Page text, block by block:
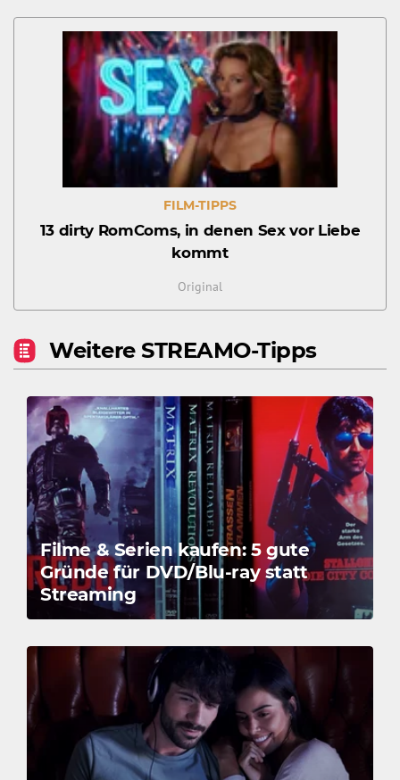
FILM-TIPPS
13 dirty RomComs, in denen Sex vor Liebe
kommt
Original
Weitere STREAMO-Tipps
Filme & Serien kaufen: 5 gute
Gründe für DVD/Blu-ray statt
Streaming